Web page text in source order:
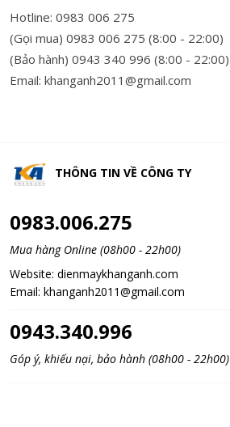
Hotline: 0983 006 275
(Gọi mua) 0983 006 275 (8:00 - 22:00)
(Bảo hành) 0943 340 996 (8:00 - 22:00)
Email: khanganh2011@gmail.com
THÔNG TIN VỀ CÔNG TY
0983.006.275
Mua hàng Online (08h00 - 22h00)
Website: dienmaykhanganh.com
Email: khanganh2011@gmail.com
0943.340.996
Góp ý, khiếu nại, bảo hành (08h00 - 22h00)